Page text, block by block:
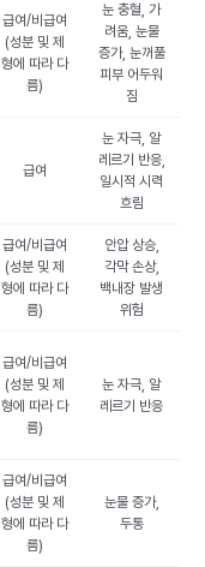
급여/비급여
(성분 및 제
형에 따라 다
름)
눈 충혈, 가
려움, 눈물
증가, 눈꺼풀
피부 어두워
짐
급여
눈 자극, 알
레르기 반응,
일시적 시력
흐림
급여/비급여
(성분 및 제
형에 따라 다
름)
안압 상승,
각막 손상,
백내장 발생
위험
급여/비급여
(성분 및 제
형에 따라 다
름)
눈 자극, 알
레르기 반응
급여/비급여
(성분 및 제
형에 따라 다
름)
눈물 증가,
두통